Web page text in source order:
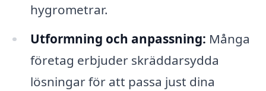
hygrometrar.
Utformning och anpassning: Många
företag erbjuder skräddarsydda
lösningar för att passa just dina